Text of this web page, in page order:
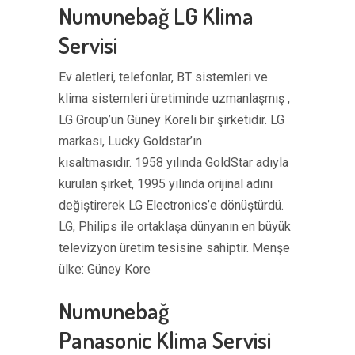
Numunebağ LG Klima
Servisi
Ev aletleri, telefonlar, BT sistemleri ve
klima sistemleri üretiminde uzmanlaşmış ,
LG Group’un Güney Koreli bir şirketidir. LG
markası, Lucky Goldstar’ın
kısaltmasıdır. 1958 yılında GoldStar adıyla
kurulan şirket, 1995 yılında orijinal adını
değiştirerek LG Electronics’e dönüştürdü.
LG, Philips ile ortaklaşa dünyanın en büyük
televizyon üretim tesisine sahiptir. Menşe
ülke: Güney Kore
Numunebağ
Panasonic Klima Servisi